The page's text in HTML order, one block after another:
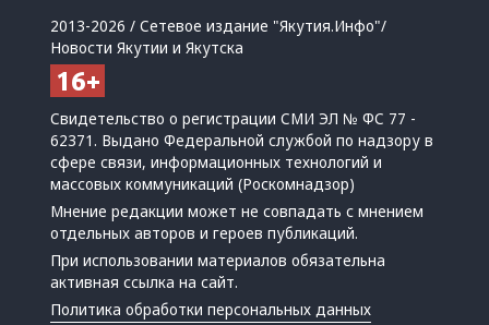
2013-2026 / Сетевое издание "Якутия.Инфо"/
Новости Якутии и Якутска
Свидетельство о регистрации СМИ ЭЛ № ФС 77 -
62371. Выдано Федеральной службой по надзору в
сфере связи, информационных технологий и
массовых коммуникаций (Роскомнадзор)
Мнение редакции может не совпадать с мнением
отдельных авторов и героев публикаций.
При использовании материалов обязательна
активная ссылка на сайт.
Политика обработки персональных данных